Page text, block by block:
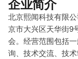
企业简介
北京熙闻科技有限
京市大兴区天华街9
会。经营范围包括
询、技术交流、技